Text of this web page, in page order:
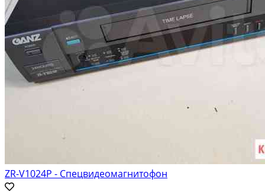
ZR-V1024P - Спецвидеомагнитофон